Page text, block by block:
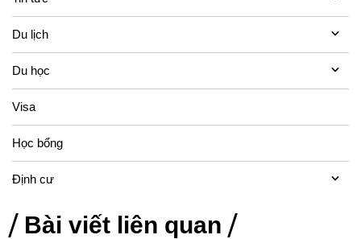
Du lịch
Du học
Visa
Học bổng
Định cư
Bài viết liên quan